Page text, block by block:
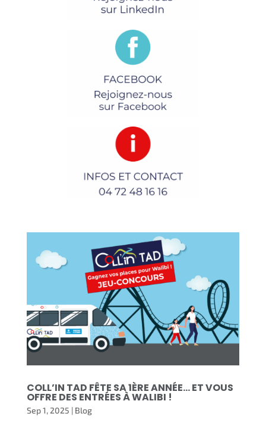
COLL’IN TAD FÊTE SA 1ÈRE ANNÉE… ET VOUS
OFFRE DES ENTRÉES À WALIBI !
Sep 1, 2025 | Blog